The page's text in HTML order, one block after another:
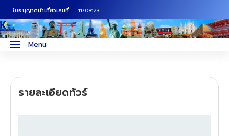
ใบอนุญาตนำเที่ยวเลขที่ : 11/08123
Menu
รายละเอียดทัวร์
ทัวร์ญี่ปุ่น
ทัวร์ยุโรป
ภาคเหนือ
ภาคอีสาน